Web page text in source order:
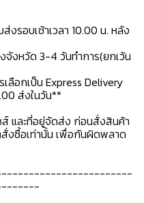
รอบเช้าเวลา 10.00 น. หลัง
งหวัด 3-4 วันทำการ(ยกเว้น
ลือกเป็น Express Delivery
ส่งในวัน**
และที่อยู่จัดส่ง ก่อนสั่งสินค้า
สั่งซื้อเท่านั้น เพื่อกันผิดพลาด